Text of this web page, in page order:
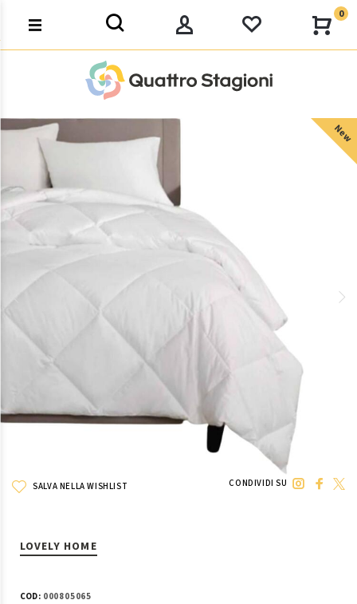
0
New
SALVA NELLA WISHLIST CONDIVIDI SU
LOVELY HOME
COD:000805065